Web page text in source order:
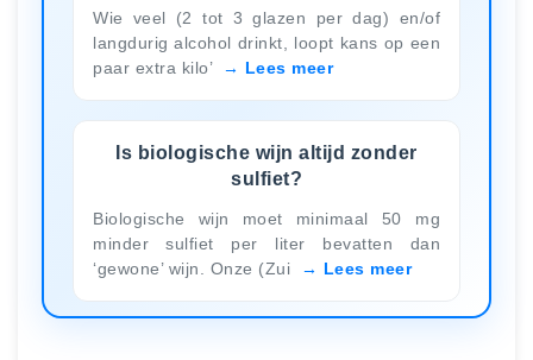
Wie veel (2 tot 3 glazen per dag) en/of
langdurig alcohol drinkt, loopt kans op een
paar extra kilo’
Lees meer
Is biologische wijn altijd zonder
sulfiet?
Biologische wijn moet minimaal 50 mg
minder sulfiet per liter bevatten dan
‘gewone’ wijn. Onze (Zui
Lees meer